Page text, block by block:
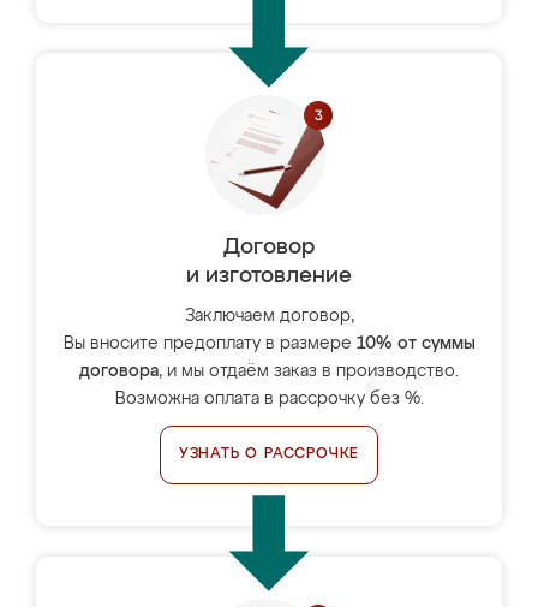
Договор
и изготовление
Заключаем договор,
Вы вносите предоплату в размере 10% от суммы
договора, и мы отдаём заказ в производство.
Возможна оплата в рассрочку без %.
УЗНАТЬ О РАССРОЧКЕ